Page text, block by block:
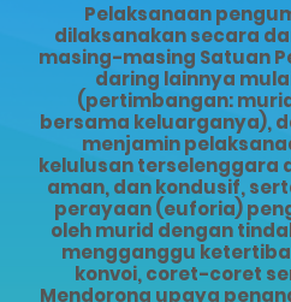
Pelaksanaan
dilaksanakan secara
masing-masing Satuan
daring lainnya
(pertimbangan:
bersama keluarganya),
menjamin
kelulusan terselenggara
aman, dan kondusif,
perayaan (euforia)
oleh murid dengan
mengganggu
konvoi, coret-coret
Mendorong upaya